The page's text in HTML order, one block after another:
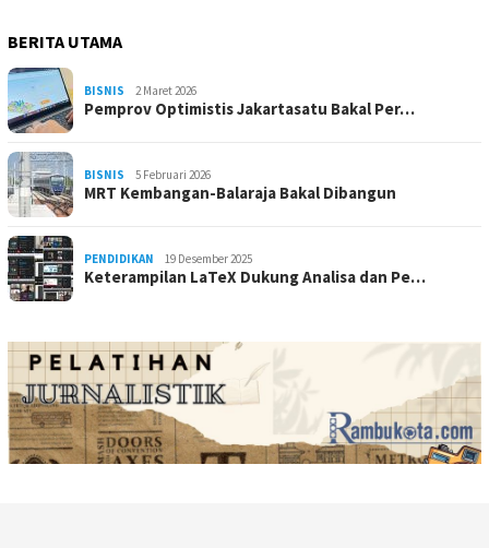
BERITA UTAMA
BISNIS 2 Maret 2026
Pemprov Optimistis Jakartasatu Bakal Per…
BISNIS 5 Februari 2026
MRT Kembangan-Balaraja Bakal Dibangun
PENDIDIKAN 19 Desember 2025
Keterampilan LaTeX Dukung Analisa dan Pe…